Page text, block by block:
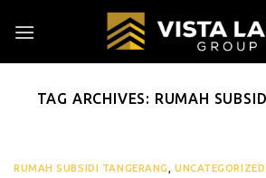
TAG ARCHIVES: RUMAH
RUMAH SUBSIDI TANGERANG ,UNCATEGORIZED